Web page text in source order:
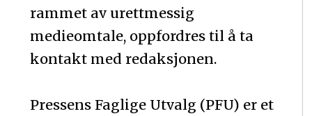
rammet av urettmessig
medieomtale, oppfordres til å ta
kontakt med redaksjonen.
Pressens Faglige Utvalg (PFU) er et